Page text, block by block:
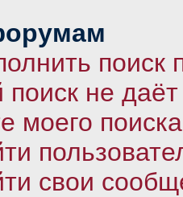
не даёт
моего
свои